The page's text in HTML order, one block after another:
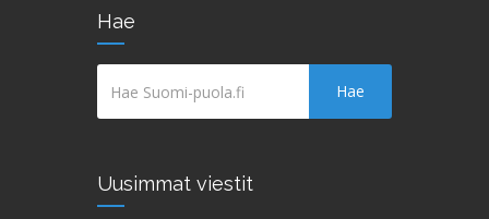
Hae
Hae
Uusimmat viestit